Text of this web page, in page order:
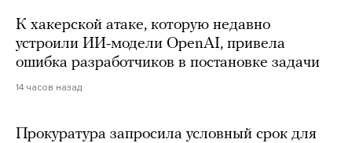
К хакерской атаке, которую недавно
устроили ИИ-модели OpenAI, привела
ошибка разработчиков в постановке задачи
14 часов назад
Прокуратура запросила условный срок для